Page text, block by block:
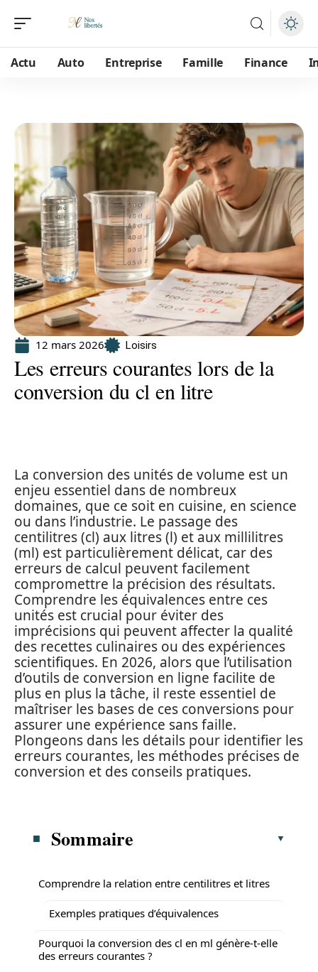
Actu Auto Entreprise Famille Finance
12 mars 2026 Loisirs
Les erreurs courantes lors de la
conversion du cl en litre
La conversion des unités de volume est un
enjeu essentiel dans de nombreux
domaines, que ce soit en cuisine, en science
ou dans l’industrie. Le passage des
centilitres (cl) aux litres (l) et aux millilitres
(ml) est particulièrement délicat, car des
erreurs de calcul peuvent facilement
compromettre la précision des résultats.
Comprendre les équivalences entre ces
unités est crucial pour éviter des
imprécisions qui peuvent affecter la qualité
des recettes culinaires ou des expériences
scientifiques. En 2026, alors que l’utilisation
d’outils de conversion en ligne facilite de
plus en plus la tâche, il reste essentiel de
maîtriser les bases de ces conversions pour
assurer une expérience sans faille.
Plongeons dans les détails pour identifier les
erreurs courantes, les méthodes précises de
conversion et des conseils pratiques.
Sommaire
Comprendre la relation entre centilitres et litres
Exemples pratiques d’équivalences
Pourquoi la conversion des cl en ml génère-t-elle
des erreurs courantes ?